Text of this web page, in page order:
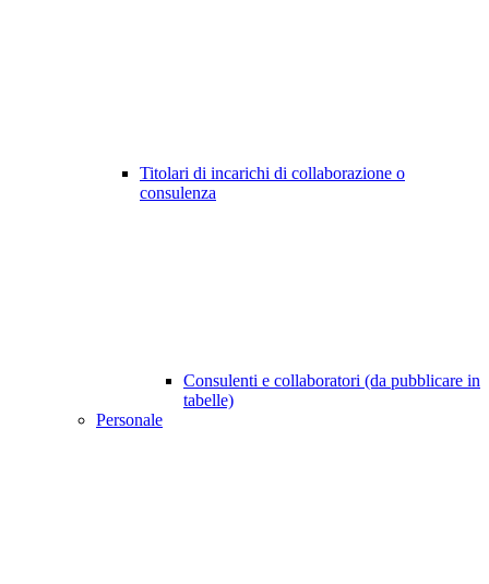
Titolari di incarichi di collaborazione o
consulenza
Consulenti e collaboratori (da pubblicare in
tabelle)
Personale